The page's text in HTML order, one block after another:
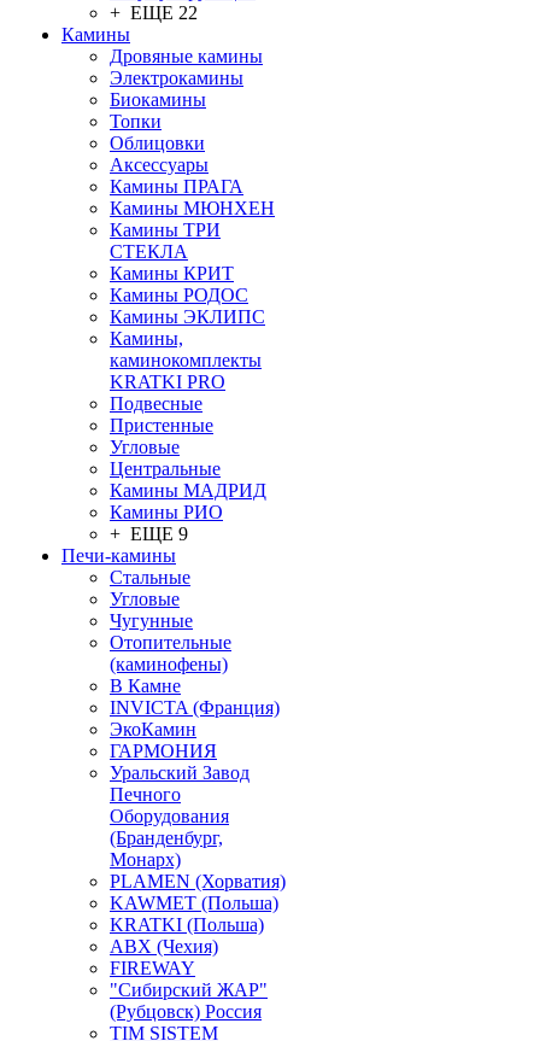
+ ЕЩЕ 22
Камины
Дровяные камины
Электрокамины
Биокамины
Топки
Облицовки
Аксессуары
Камины ПРАГА
Камины МЮНХЕН
Камины ТРИ
СТЕКЛА
Камины КРИТ
Камины РОДОС
Камины ЭКЛИПС
Камины,
каминокомплекты
KRATKI PRO
Подвесные
Пристенные
Угловые
Центральные
Камины МАДРИД
Камины РИО
+ ЕЩЕ 9
Печи-камины
Стальные
Угловые
Чугунные
Отопительные
(каминофены)
В Камне
INVICTA (Франция)
ЭкоКамин
ГАРМОНИЯ
Уральский Завод
Печного
Оборудования
(Бранденбург,
Монарх)
PLAMEN (Хорватия)
KAWMET (Польша)
KRATKI (Польша)
ABX (Чехия)
FIREWAY
"Сибирский ЖАР"
(Рубцовск) Россия
TIM SISTEM